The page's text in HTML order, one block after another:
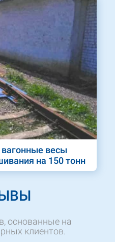
весы
на 150 тонн
основанные на
клиентов.